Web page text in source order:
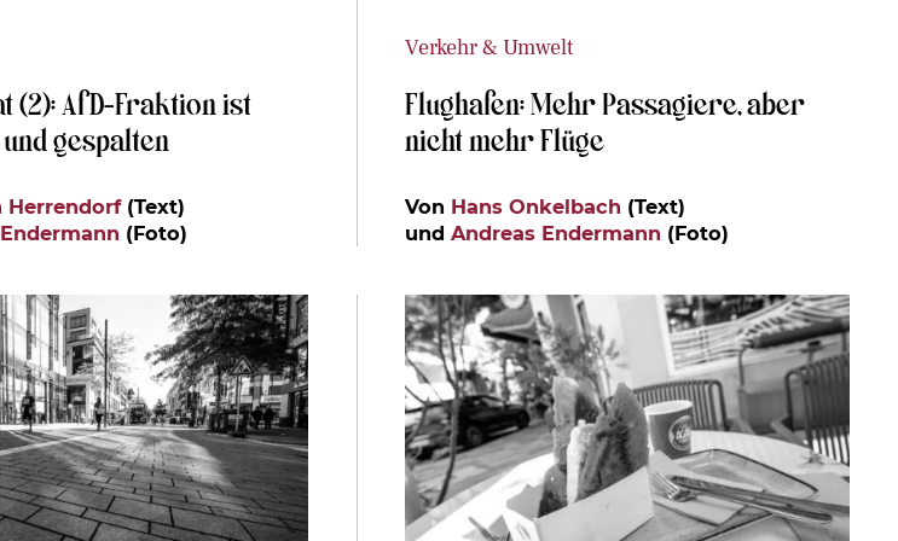
(2): AfD-Fraktion ist
gespalten
Herrendorf(Text)
(Foto)
Verkehr & Umwelt
Flughafen: Mehr Passagiere, aber
nicht mehr Flüge
Von Hans Onkelbach (Text)
und Andreas Endermann (Foto)